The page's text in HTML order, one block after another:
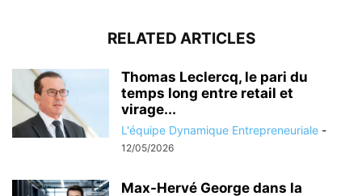
RELATED ARTICLES
Thomas Leclercq, le pari du
temps long entre retail et
virage...
L'équipe Dynamique Entrepreneuriale -
12/05/2026
Max-Hervé George dans la